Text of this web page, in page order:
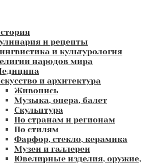
и рецепты
и культурология
народов мира
и архитектура
Живопись
Музыка, опера, балет
Скульптура
По странам и регионам
По стилям
Фарфор, стекло, керамика
Музеи и галлереи
Ювелирные изделия, оружие,